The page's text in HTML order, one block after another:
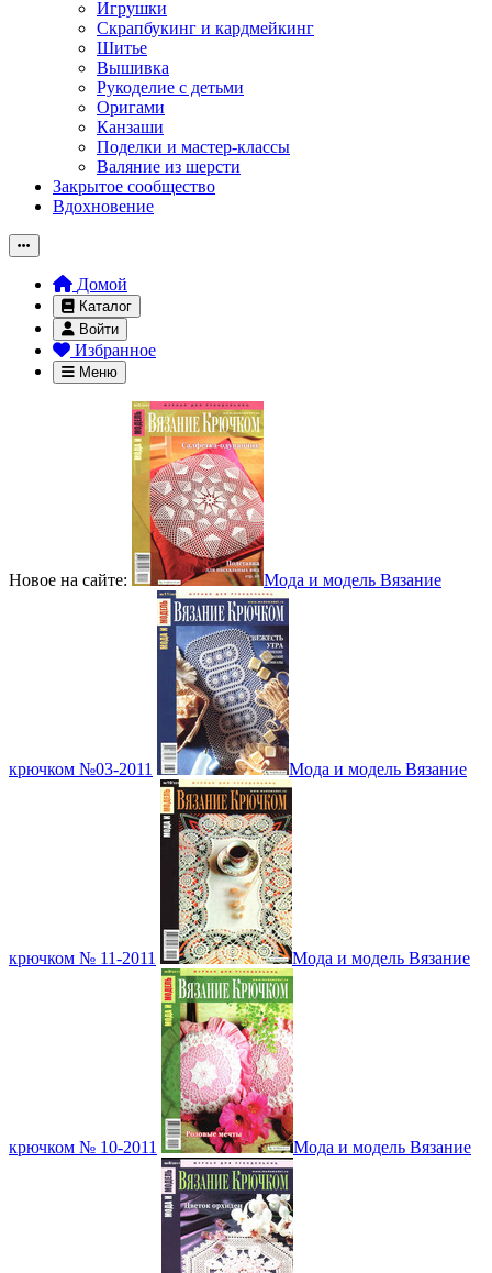
Игрушки
Скрапбукинг и кардмейкинг
Шитье
Вышивка
Рукоделие с детьми
Оригами
Канзаши
Поделки и мастер-классы
Валяние из шерсти
Закрытое сообщество
Вдохновение
Домой
Каталог
Войти
Избранное
Меню
Новое на сайте: Мода и модель Вязание
крючком №03-2011 Мода и модель Вязание
крючком № 11-2011 Мода и модель Вязание
крючком № 10-2011 Мода и модель Вязание